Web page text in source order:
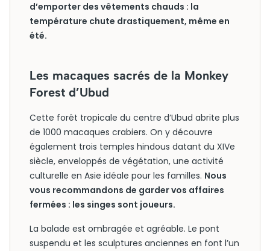
d’emporter des vêtements chauds : la
température chute drastiquement, même en
été.
Les macaques sacrés de la Monkey
Forest d’Ubud
Cette forêt tropicale du centre d’Ubud abrite plus
de 1000 macaques crabiers. On y découvre
également trois temples hindous datant du XIVe
siècle, enveloppés de végétation, une activité
culturelle en Asie idéale pour les familles. Nous
vous recommandons de garder vos affaires
fermées : les singes sont joueurs.
La balade est ombragée et agréable. Le pont
suspendu et les sculptures anciennes en font l’un